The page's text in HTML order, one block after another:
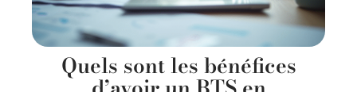
Quels sont les bénéfices